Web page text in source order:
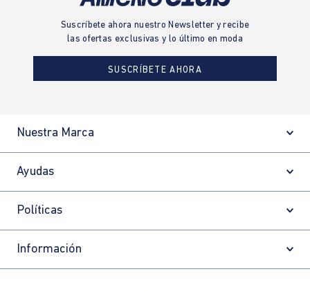
Suscríbete ahora nuestro Newsletter y recibe
las ofertas exclusivas y lo último en moda
SUSCRÍBETE AHORA
Nuestra Marca
Ayudas
Políticas
Información